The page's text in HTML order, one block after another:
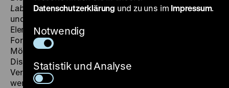
Labor
anhand von Originalobjekten aus Gegenwart
und Zeitgeschichte. Aktivierende und partizipative
Elemente regen zur Auseinandersetzung an und ein
Forum bietet Besucherinnen und Besuchern die
Möglichkeit, eigene Meinungen zu äußern und zur
Diskussion zu stellen. Im Rahmen von speziellen
Vermittlungsangeboten für Schulklassen und Gruppen
werden die Folgen diskutiert, wenn einzelne
Datenschutzerklärung und zu uns im Impressum.
Notwendig
Statistik und Analyse